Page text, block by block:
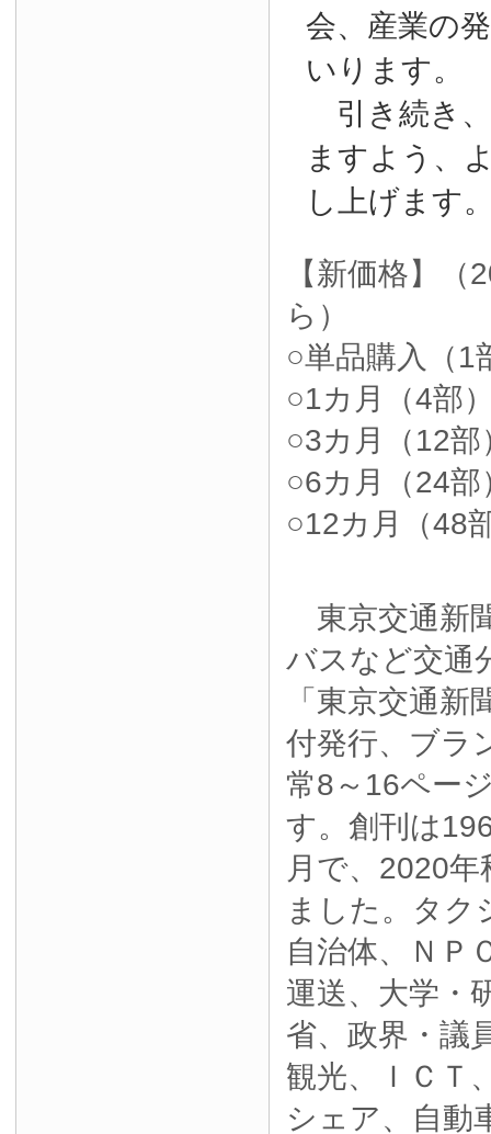
会、産業の
いります。
引き続き
ますよう、
し上げます
【新価格】
ら）
○単品購入（1
○1カ月（4部
○3カ月（12
○6カ月（24
○12カ月（48
東京交通新
バスなど交通
「東京交通新
付発行、ブラ
常8～16ペー
す。創刊は
月で、2020
ました。タク
自治体、ＮＰ
運送、大学・
省、政界・議
観光、ＩＣＴ
シェア、自動